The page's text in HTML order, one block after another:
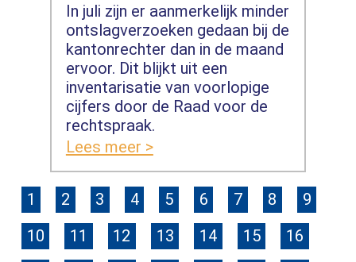
In juli zijn er aanmerkelijk minder
ontslagverzoeken gedaan bij de
kantonrechter dan in de maand
ervoor. Dit blijkt uit een
inventarisatie van voorlopige
cijfers door de Raad voor de
rechtspraak.
Lees meer >
1 2 3 4 5 6 7 8
9
10
11 12 13 14 15
16